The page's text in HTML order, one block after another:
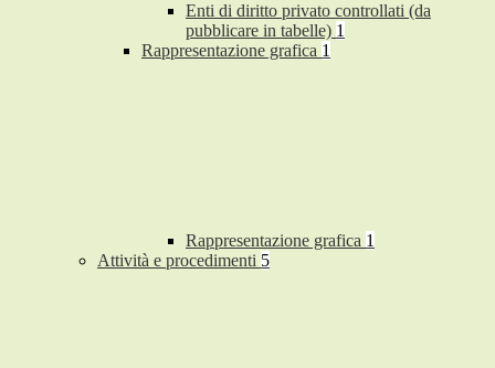
Enti di diritto privato controllati (da
pubblicare in tabelle) 1
Rappresentazione grafica 1
Rappresentazione grafica 1
Attività e procedimenti 5